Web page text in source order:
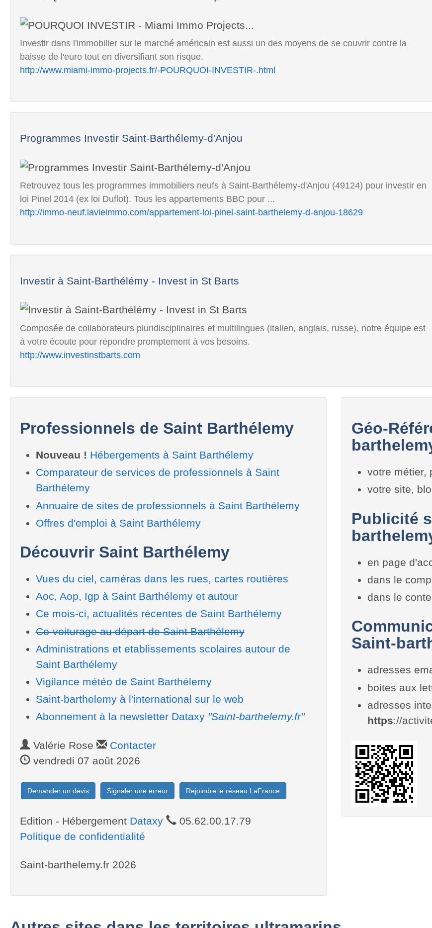
Investir dans l'immobilier sur le marché américain est aussi un des moyens de se couvrir contre la
baisse de l'euro tout en diversifiant son risque.
http://www.miami-immo-projects.fr/-POURQUOI-INVESTIR-.html
Programmes Investir Saint-Barthélemy-d'Anjou
Retrouvez tous les programmes immobiliers neufs à Saint-Barthélemy-d'Anjou (49124) pour investir en
loi Pinel 2014 (ex loi Duflot). Tous les appartements BBC pour ...
http://immo-neuf.lavieimmo.com/appartement-loi-pinel-saint-barthelemy-d-anjou-18629
Investir à Saint-Barthélémy - Invest in St Barts
Composée de collaborateurs pluridisciplinaires et multilingues (italien, anglais, russe), notre équipe est
à votre écoute pour répondre promptement à vos besoins.
http://www.investinstbarts.com
Professionnels de Saint Barthélemy
Nouveau ! Hébergements à Saint Barthélemy
Comparateur de services de professionnels à Saint
Barthélemy
Annuaire de sites de professionnels à Saint Barthélemy
Offres d'emploi à Saint Barthélemy
Découvrir Saint Barthélemy
Vues du ciel, caméras dans les rues, cartes routières
Aoc, Aop, Igp à Saint Barthélemy et autour
Ce mois-ci, actualités récentes de Saint Barthélemy
Co-voiturage au départ de Saint Barthélemy
Administrations et etablissements scolaires autour de
Saint Barthélemy
Vigilance météo de Saint Barthélemy
Saint-barthelemy à l'international sur le web
Abonnement à la newsletter Dataxy "Saint-barthelemy.fr"
Valérie Rose
Contacter
vendredi 07 août 2026
Demander un devis Signaler une erreur Rejoindre le réseau LaFrance
Edition - Hébergement Dataxy
05.62.00.17.79
Politique de confidentialité
Saint-barthelemy.fr 2026
Géo-
votre métier,
votre site,
Publicité
en page
dans le
dans le
Saint-
adresses
boites aux
adresses
https://